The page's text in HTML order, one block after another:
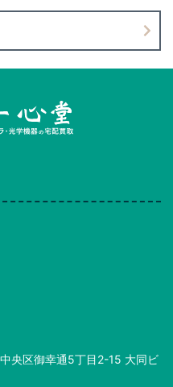
央区御幸通5丁目2-15 大同ビ